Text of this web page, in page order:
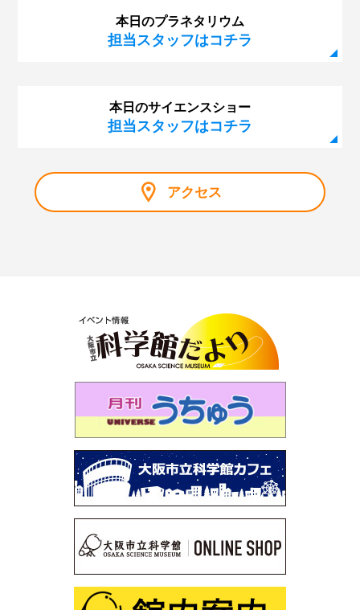
本日のプラネタリウム
担当スタッフはコチラ
本日のサイエンスショー
担当スタッフはコチラ
アクセス